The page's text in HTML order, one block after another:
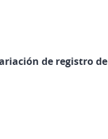
de registro de